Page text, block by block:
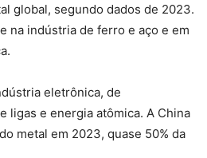
global, segundo dados de 2023.
na indústria de ferro e aço e em
eletrônica, de
ligas e energia atômica. A China
metal em 2023, quase 50% da